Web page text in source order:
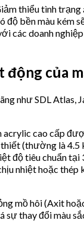
thiểu tình trạng
độ bền màu kém
các doanh
động của
như SDL Atlas,
acrylic cao cấp
(thường là 4.5
độ tiêu chuẩn
nhiệt hoặc thép
mồ hôi (Axit
thay đổi màu